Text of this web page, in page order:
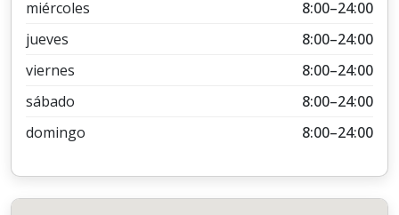
miércoles
8:00–24:00
jueves
8:00–24:00
viernes
8:00–24:00
sábado
8:00–24:00
domingo
8:00–24:00